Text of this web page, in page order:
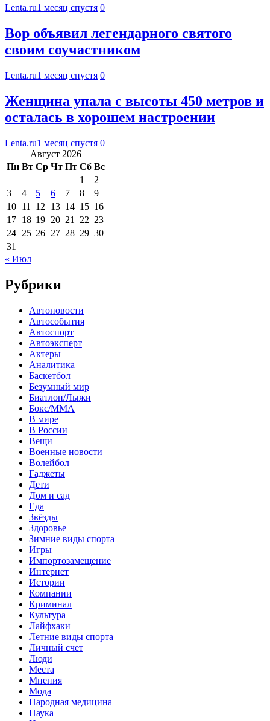
Lenta.ru1 месяц спустя 0
Вор объявил легендарного святого
своим соучастником
Lenta.ru1 месяц спустя 0
Женщина упала с высоты 450 метров и
осталась в хорошем настроении
Lenta.ru1 месяц спустя 0
Август 2026
Пн Вт Ср Чт Пт Сб Вс
1
2
3
4 5 6 7 8
9
10 11 12 13 14 15 16
17 18 19 20 21 22 23
24 25 26 27 28 29 30
31
« Июл
Рубрики
Автоновости
Автособытия
Автоспорт
Автоэксперт
Актеры
Аналитика
Баскетбол
Безумный мир
Биатлон/Лыжи
Бокс/MMA
В мире
В России
Вещи
Военные новости
Волейбол
Гаджеты
Дети
Дом и сад
Еда
Звёзды
Здоровье
Зимние виды спорта
Игры
Импортозамещение
Интернет
Истории
Компании
Криминал
Культура
Лайфхаки
Летние виды спорта
Личный счет
Люди
Места
Мнения
Мода
Народная медицина
Наука